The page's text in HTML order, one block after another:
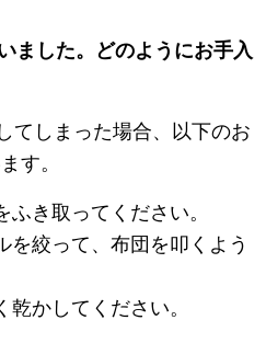
ました。どのようにお手入
てしまった場合、以下のお
す。
き取ってください。
絞って、布団を叩くよう
かしてください。